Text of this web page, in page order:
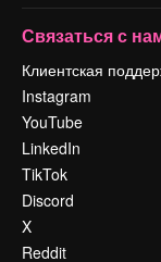
Связаться с
Клиентская
Instagram
YouTube
LinkedIn
TikTok
Discord
X
Reddit